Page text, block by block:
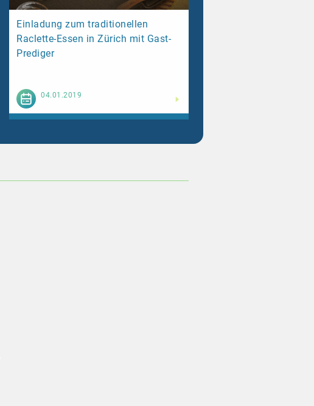
Einladung zum traditionellen
Raclette-Essen in Zürich mit Gast-
Prediger
04.01.2019